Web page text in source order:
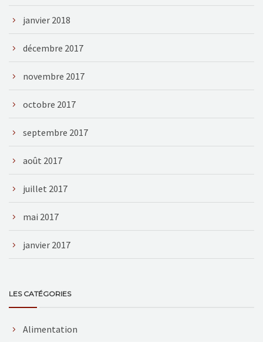
janvier 2018
décembre 2017
novembre 2017
octobre 2017
septembre 2017
août 2017
juillet 2017
mai 2017
janvier 2017
LES CATÉGORIES
Alimentation